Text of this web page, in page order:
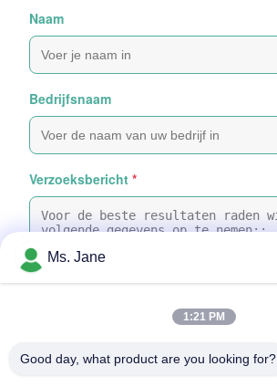
Naam
Bedrijfsnaam
Verzoeksbericht *
Selecteer bestanden
Ms. Jane
1:21 PM
Good day, what product are you looking for?